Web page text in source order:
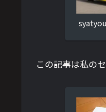
この記事は私の